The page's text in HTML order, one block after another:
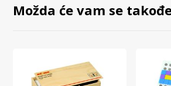
Možda će vam se